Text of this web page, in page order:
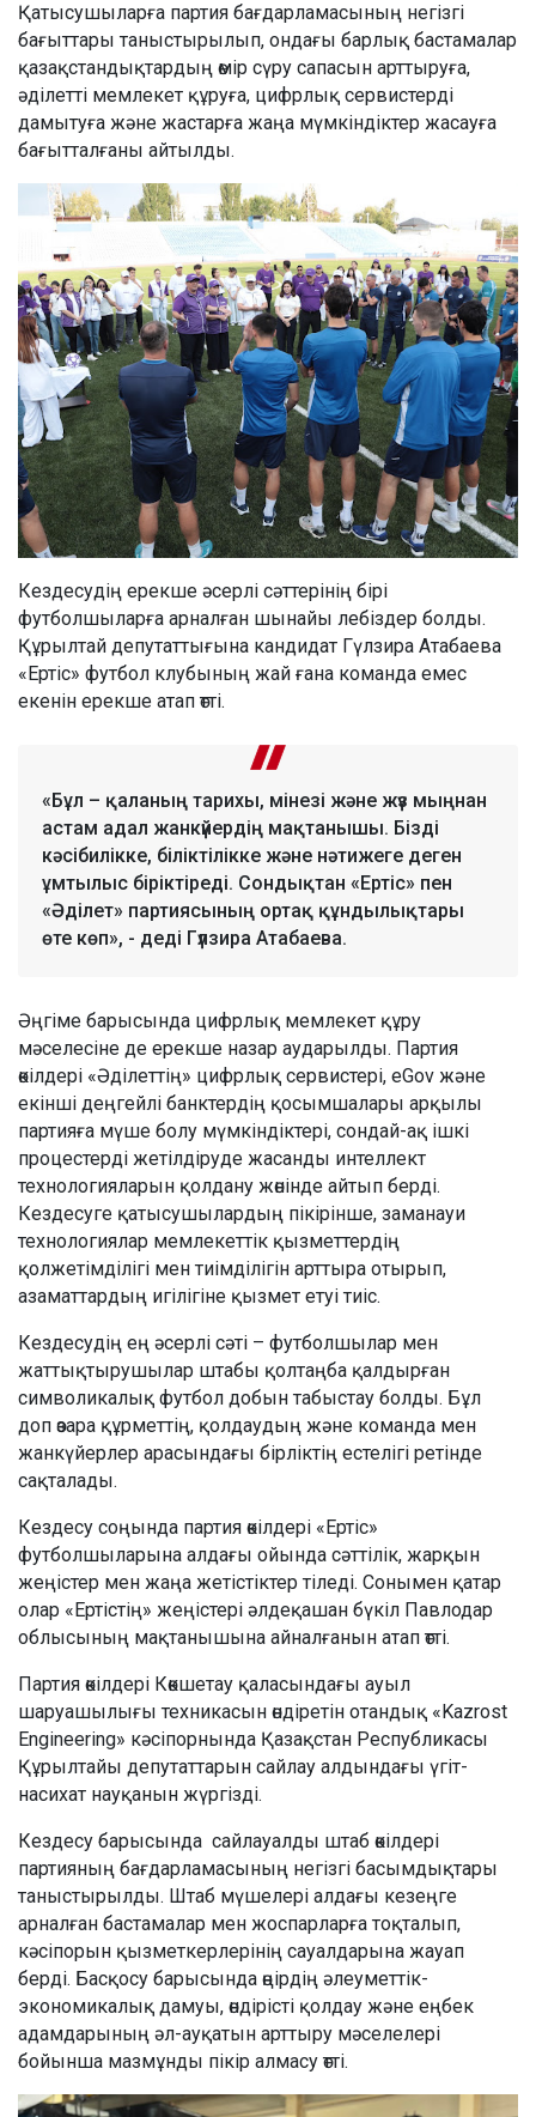
Қатысушыларға партия бағдарламасының негізгі
бағыттары таныстырылып, ондағы барлық бастамалар
қазақстандықтардың өмір сүру сапасын арттыруға,
әділетті мемлекет құруға, цифрлық сервистерді
дамытуға және жастарға жаңа мүмкіндіктер жасауға
бағытталғаны айтылды.
Кездесудің ерекше әсерлі сәттерінің бірі
футболшыларға арналған шынайы лебіздер болды.
Құрылтай депутаттығына кандидат Гүлзира Атабаева
«Ертіс» футбол клубының жай ғана команда емес
екенін ерекше атап өтті.
«Бұл – қаланың тарихы, мінезі және жүз мыңнан
астам адал жанкүйердің мақтанышы. Бізді
кәсібилікке, біліктілікке және нәтижеге деген
ұмтылыс біріктіреді. Сондықтан «Ертіс» пен
«Әділет» партиясының ортақ құндылықтары
өте көп», - деді Гүлзира Атабаева.
Әңгіме барысында цифрлық мемлекет құру
мәселесіне де ерекше назар аударылды. Партия
өкілдері «Әділеттің» цифрлық сервистері, eGov және
екінші деңгейлі банктердің қосымшалары арқылы
партияға мүше болу мүмкіндіктері, сондай-ақ ішкі
процестерді жетілдіруде жасанды интеллект
технологияларын қолдану жөнінде айтып берді.
Кездесуге қатысушылардың пікірінше, заманауи
технологиялар мемлекеттік қызметтердің
қолжетімділігі мен тиімділігін арттыра отырып,
азаматтардың игілігіне қызмет етуі тиіс.
Кездесудің ең әсерлі сәті – футболшылар мен
жаттықтырушылар штабы қолтаңба қалдырған
символикалық футбол добын табыстау болды. Бұл
доп өзара құрметтің, қолдаудың және команда мен
жанкүйерлер арасындағы бірліктің естелігі ретінде
сақталады.
Кездесу соңында партия өкілдері «Ертіс»
футболшыларына алдағы ойында сәттілік, жарқын
жеңістер мен жаңа жетістіктер тіледі. Сонымен қатар
олар «Ертістің» жеңістері әлдеқашан бүкіл Павлодар
облысының мақтанышына айналғанын атап өтті.
Партия өкілдері Көкшетау қаласындағы ауыл
шаруашылығы техникасын өндіретін отандық «Kazrost
Engineering» кәсіпорнында Қазақстан Республикасы
Құрылтайы депутаттарын сайлау алдындағы үгіт-
насихат науқанын жүргізді.
Кездесу барысында сайлауалды штаб өкілдері
партияның бағдарламасының негізгі басымдықтары
таныстырылды. Штаб мүшелері алдағы кезеңге
арналған бастамалар мен жоспарларға тоқталып,
кәсіпорын қызметкерлерінің сауалдарына жауап
берді. Басқосу барысында өңірдің әлеуметтік-
экономикалық дамуы, өндірісті қолдау және еңбек
адамдарының әл-ауқатын арттыру мәселелері
бойынша мазмұнды пікір алмасу өтті.